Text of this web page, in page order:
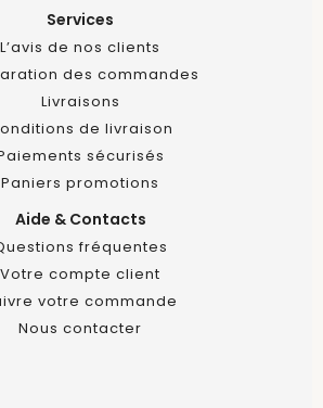
Services
L’avis de nos clients
des commandes
Livraisons
de livraison
sécurisés
Paniers promotions
Aide & Contacts
fréquentes
Votre compte client
votre commande
Nous contacter